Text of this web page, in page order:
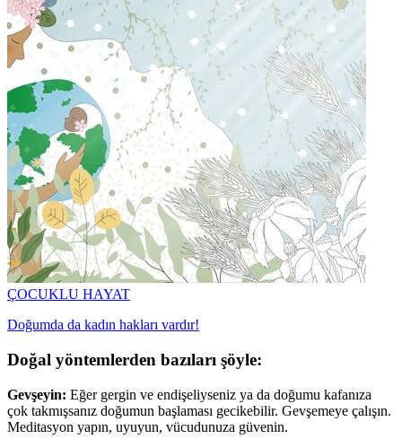
ÇOCUKLU HAYAT
Doğumda da kadın hakları vardır!
Doğal yöntemlerden bazıları şöyle:
Gevşeyin: Eğer gergin ve endişeliyseniz ya da doğumu kafanıza
çok takmışsanız doğumun başlaması gecikebilir. Gevşemeye çalışın.
Meditasyon yapın, uyuyun, vücudunuza güvenin.